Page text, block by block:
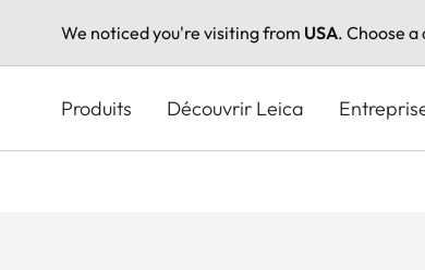
We noticed you're visiting from USA. Choose
principal
Produits Découvrir Leica